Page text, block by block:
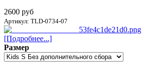
2600 руб
Артикул: TLD-0734-07
[Подробнее...]
Размер